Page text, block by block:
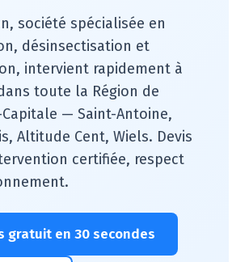
société spécialisée en
désinsectisation et
intervient rapidement à
toute la Région de
— Saint-Antoine,
Altitude Cent, Wiels. Devis
certifiée, respect
gratuit en 30 secondes